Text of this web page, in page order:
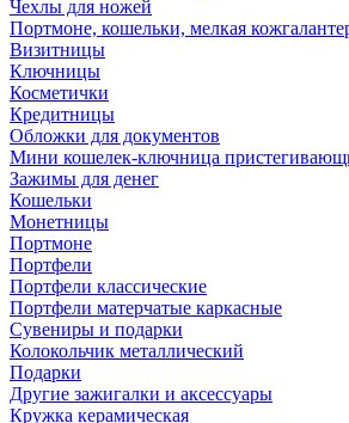
Чехлы для ножей
Портмоне, кошельки, мелкая
Визитницы
Ключницы
Косметички
Кредитницы
Обложки для документов
Мини кошелек-ключница
Зажимы для денег
Кошельки
Монетницы
Портмоне
Портфели
Портфели классические
Портфели матерчатые каркасные
Сувениры и подарки
Колокольчик металлический
Подарки
Другие зажигалки и аксессуары
Кружка керамическая